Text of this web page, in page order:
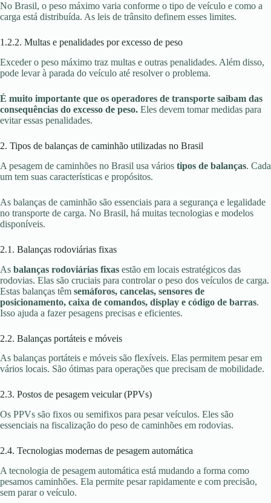
No Brasil, o peso máximo varia conforme o tipo de veículo e como a
carga está distribuída. As leis de trânsito definem esses limites.
1.2.2. Multas e penalidades por excesso de peso
Exceder o peso máximo traz multas e outras penalidades. Além disso,
pode levar à parada do veículo até resolver o problema.
É muito importante que os operadores de transporte saibam das
consequências do excesso de peso. Eles devem tomar medidas para
evitar essas penalidades.
2. Tipos de balanças de caminhão utilizadas no Brasil
A pesagem de caminhões no Brasil usa vários tipos de balanças. Cada
um tem suas características e propósitos.
As balanças de caminhão são essenciais para a segurança e legalidade
no transporte de carga. No Brasil, há muitas tecnologias e modelos
disponíveis.
2.1. Balanças rodoviárias fixas
As balanças rodoviárias fixas estão em locais estratégicos das
rodovias. Elas são cruciais para controlar o peso dos veículos de carga.
Estas balanças têm semáforos, cancelas, sensores de
posicionamento, caixa de comandos, display e código de barras.
Isso ajuda a fazer pesagens precisas e eficientes.
2.2. Balanças portáteis e móveis
As balanças portáteis e móveis são flexíveis. Elas permitem pesar em
vários locais. São ótimas para operações que precisam de mobilidade.
2.3. Postos de pesagem veicular (PPVs)
Os PPVs são fixos ou semifixos para pesar veículos. Eles são
essenciais na fiscalização do peso de caminhões em rodovias.
2.4. Tecnologias modernas de pesagem automática
A tecnologia de pesagem automática está mudando a forma como
pesamos caminhões. Ela permite pesar rapidamente e com precisão,
sem parar o veículo.